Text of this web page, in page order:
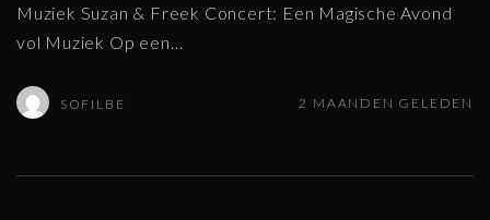
Muziek Suzan & Freek Concert: Een Magische Avond
vol Muziek Op een
SOFILBE 2 MAANDEN GELEDEN